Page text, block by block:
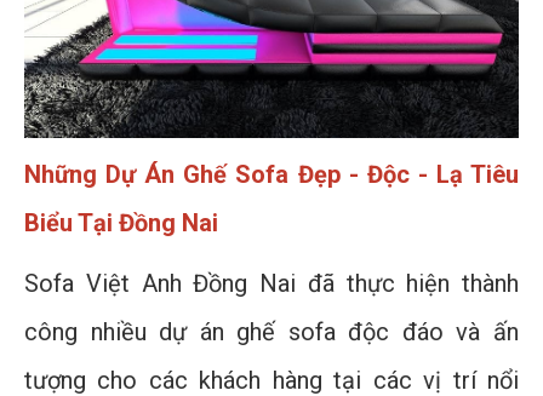
Những Dự Án Ghế Sofa Đẹp - Độc - Lạ Tiêu
Biểu Tại Đồng Nai
Sofa Việt Anh Đồng Nai đã thực hiện thành
công nhiều dự án ghế sofa độc đáo và ấn
tượng cho các khách hàng tại các vị trí nổi